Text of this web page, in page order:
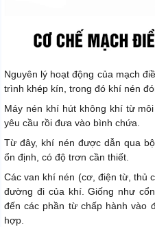
Nguyên lý hoạt động của mạch
trình khép kín, trong đó khí nén
Máy nén khí hút không khí từ
yêu cầu rồi đưa vào bình chứa.
Từ đây, khí nén được dẫn qua
ổn định, có độ trơn cần thiết.
Các van khí nén (cơ, điện từ, thủ
đường đi của khí. Giống như
đến các phần từ chấp hành vào
hợp.